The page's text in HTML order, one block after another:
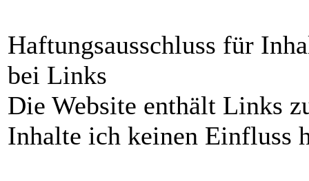
Haftungsausschluss für
bei Links
Die Website enthält Links
Inhalte ich keinen Einfluss